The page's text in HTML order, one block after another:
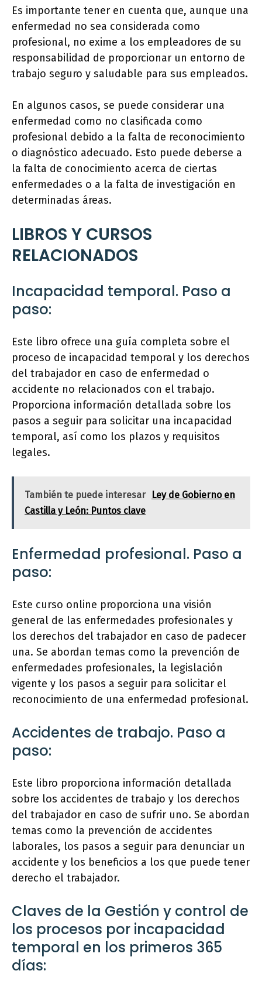
Es importante tener en cuenta que, aunque una
enfermedad no sea considerada como
profesional, no exime a los empleadores de su
responsabilidad de proporcionar un entorno de
trabajo seguro y saludable para sus empleados.
En algunos casos, se puede considerar una
enfermedad como no clasificada como
profesional debido a la falta de reconocimiento
o diagnóstico adecuado. Esto puede deberse a
la falta de conocimiento acerca de ciertas
enfermedades o a la falta de investigación en
determinadas áreas.
LIBROS Y CURSOS
RELACIONADOS
Incapacidad temporal. Paso a
paso:
Este libro ofrece una guía completa sobre el
proceso de incapacidad temporal y los derechos
del trabajador en caso de enfermedad o
accidente no relacionados con el trabajo.
Proporciona información detallada sobre los
pasos a seguir para solicitar una incapacidad
temporal, así como los plazos y requisitos
legales.
También te puede interesar
Ley de Gobierno en
Castilla y León: Puntos clave
Enfermedad profesional. Paso a
paso:
Este curso online proporciona una visión
general de las enfermedades profesionales y
los derechos del trabajador en caso de padecer
una. Se abordan temas como la prevención de
enfermedades profesionales, la legislación
vigente y los pasos a seguir para solicitar el
reconocimiento de una enfermedad profesional.
Accidentes de trabajo. Paso a
paso:
Este libro proporciona información detallada
sobre los accidentes de trabajo y los derechos
del trabajador en caso de sufrir uno. Se abordan
temas como la prevención de accidentes
laborales, los pasos a seguir para denunciar un
accidente y los beneficios a los que puede tener
derecho el trabajador.
Claves de la Gestión y control de
los procesos por incapacidad
temporal en los primeros 365
días: